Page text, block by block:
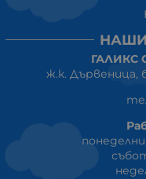
ГАЛИКС
ж.к. Дървеница,